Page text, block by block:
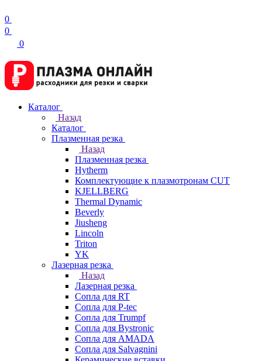
0
0
0
Каталог
Назад
Каталог
Плазменная резка
Назад
Плазменная резка
Hytherm
Комплектующие к плазмотронам CUT
KJELLBERG
Thermal Dynamic
Beverly
Jiusheng
Lincoln
Triton
YK
Лазерная резка
Назад
Лазерная резка
Сопла для RT
Сопла для P-tec
Сопла для Trumpf
Сопла для Bystronic
Сопла для AMADA
Сопла для Salvagnini